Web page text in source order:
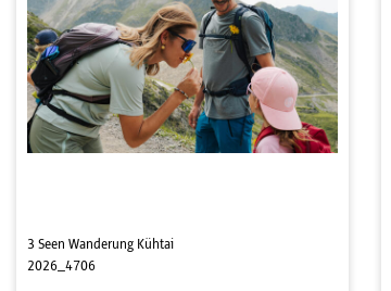
3 Seen Wanderung Kühtai
2026_4706